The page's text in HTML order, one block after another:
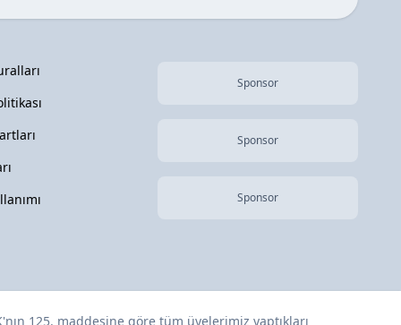
Sponsor
Sponsor
Sponsor
'nın 125. maddesine göre tüm üyelerimiz yaptıkları